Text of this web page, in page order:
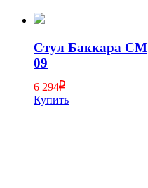
Стул Баккара СМ
09
6 294
Купить